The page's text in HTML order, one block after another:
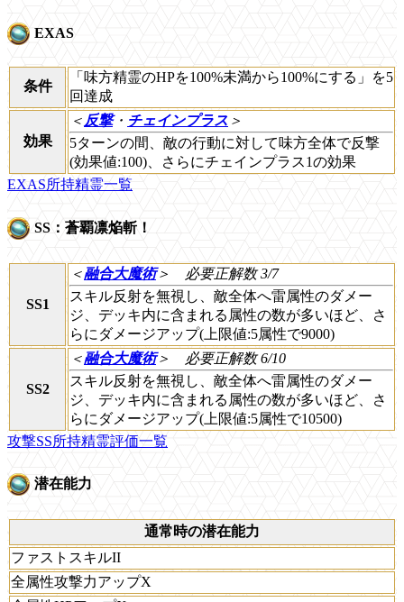
EXAS
条件
「味方精霊のHPを100%未満から100%にする」を5
回達成
効果
＜反撃・ チェインプラス ＞
5ターンの間、敵の行動に対して味方全体で反撃
(効果値:100)、さらにチェインプラス1の効果
EXAS所持精霊一覧
SS：蒼覇凛焔斬！
SS1
＜融合大魔術＞
必要正解数 3/7
スキル反射を無視し、敵全体へ雷属性のダメー
ジ、デッキ内に含まれる属性の数が多いほど、さ
らにダメージアップ(上限値:5属性で9000)
SS2
＜融合大魔術＞
必要正解数 6/10
スキル反射を無視し、敵全体へ雷属性のダメー
ジ、デッキ内に含まれる属性の数が多いほど、さ
らにダメージアップ(上限値:5属性で10500)
攻撃SS所持精霊評価一覧
潜在能力
通常時の潜在能力
ファストスキルII
全属性攻撃力アップX